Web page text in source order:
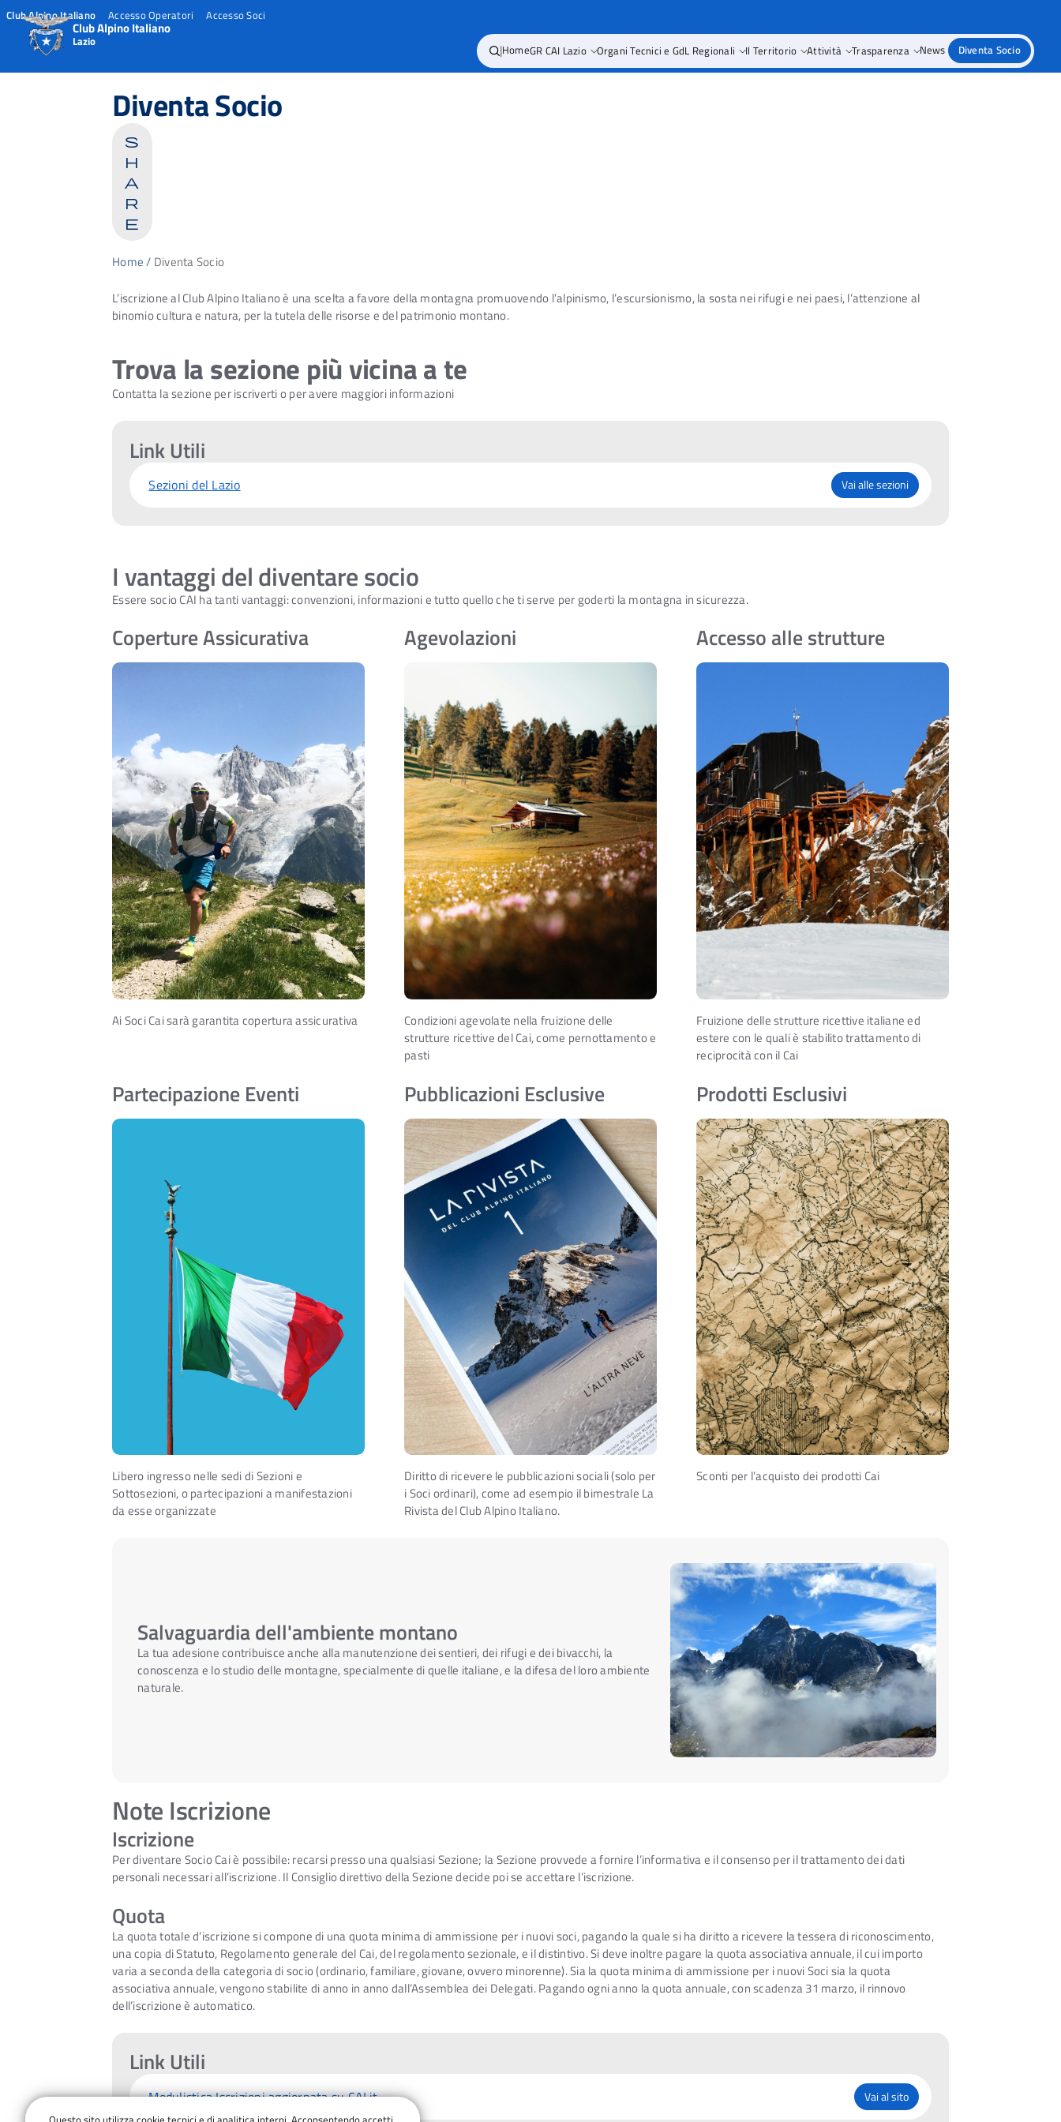
Club Alpino Italiano Accesso Operatori Accesso Soci
Club Alpino Italiano
Lazio |HomeGR CAI Lazio Organi Tecnici e GdL Regionali Il Territorio Attività Trasparenza News Diventa Socio
Diventa Socio
s
h
a
r
e
Home/ Diventa Socio
L’iscrizione al Club Alpino Italiano è una scelta a favore della montagna promuovendo l’alpinismo, l’escursionismo, la sosta nei rifugi e nei paesi, l’attenzione al
binomio cultura e natura, per la tutela delle risorse e del patrimonio montano.
Trova la sezione più vicina a te
Contatta la sezione per iscriverti o per avere maggiori informazioni
Link Utili
Sezioni del Lazio Vai alle sezioni
I vantaggi del diventare socio
Essere socio CAI ha tanti vantaggi: convenzioni, informazioni e tutto quello che ti serve per goderti la montagna in sicurezza.
Coperture Assicurativa
Ai Soci Cai sarà garantita copertura assicurativa
Agevolazioni
Condizioni agevolate nella fruizione delle
strutture ricettive del Cai, come pernottamento e
pasti
Accesso alle strutture
Fruizione delle strutture ricettive italiane ed
estere con le quali è stabilito trattamento di
reciprocità con il Cai
Partecipazione Eventi
Libero ingresso nelle sedi di Sezioni e
Sottosezioni, o partecipazioni a manifestazioni
da esse organizzate
Pubblicazioni Esclusive
Diritto di ricevere le pubblicazioni sociali (solo per
i Soci ordinari), come ad esempio il bimestrale La
Rivista del Club Alpino Italiano.
Prodotti Esclusivi
Sconti per l’acquisto dei prodotti Cai
Salvaguardia dell'ambiente montano
La tua adesione contribuisce anche alla manutenzione dei sentieri, dei rifugi e dei bivacchi, la
conoscenza e lo studio delle montagne, specialmente di quelle italiane, e la difesa del loro ambiente
naturale.
Note Iscrizione
Iscrizione
Per diventare Socio Cai è possibile: recarsi presso una qualsiasi Sezione; la Sezione provvede a fornire l’informativa e il consenso per il trattamento dei dati
personali necessari all’iscrizione. Il Consiglio direttivo della Sezione decide poi se accettare l’iscrizione.
Quota
La quota totale d’iscrizione si compone di una quota minima di ammissione per i nuovi soci, pagando la quale si ha diritto a ricevere la tessera di riconoscimento,
una copia di Statuto, Regolamento generale del Cai, del regolamento sezionale, e il distintivo. Si deve inoltre pagare la quota associativa annuale, il cui importo
varia a seconda della categoria di socio (ordinario, familiare, giovane, ovvero minorenne). Sia la quota minima di ammissione per i nuovi Soci sia la quota
associativa annuale, vengono stabilite di anno in anno dall’Assemblea dei Delegati. Pagando ogni anno la quota annuale, con scadenza 31 marzo, il rinnovo
dell’iscrizione è automatico.
Link Utili
Modulistica Iscrizioni aggiornata su CAI.it Vai al sito